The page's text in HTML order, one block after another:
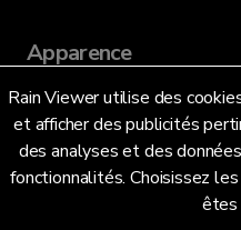
Rain Viewer utilise des
et afficher des publicités
des analyses et des
fonctionnalités. Choisissez
êtes
Apparence
Langue